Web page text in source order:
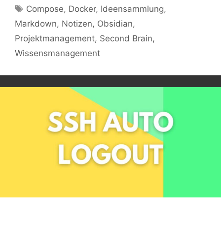
Schlagwörter
Compose, Docker, Ideensammlung,
Markdown, Notizen, Obsidian,
Projektmanagement, Second Brain,
Wissensmanagement